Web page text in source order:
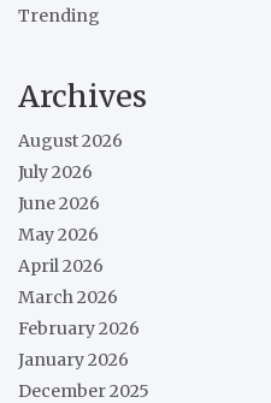
Trending
Archives
August 2026
July 2026
June 2026
May 2026
April 2026
March 2026
February 2026
January 2026
December 2025